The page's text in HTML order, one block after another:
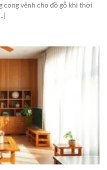
cong vênh cho đồ gỗ khi thời